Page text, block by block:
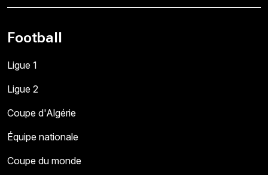
Football
Ligue 1
Ligue 2
Coupe d'Algérie
Équipe nationale
Coupe du monde